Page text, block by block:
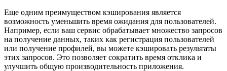
Еще одним преимуществом кэширования является
возможность уменьшить время ожидания для пользователей.
Например, если ваш сервис обрабатывает множество запросов
на получение данных, таких как регистрация пользователей
или получение профилей, вы можете кэшировать результаты
этих запросов. Это позволяет сократить время отклика и
улучшить общую производительность приложения.